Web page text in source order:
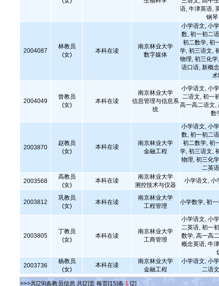
语, 牛津英语,
钢
2004087
林教员
(女)
本科在读
南京林业大学
数字媒体
小学语文, 小
数, 初一初二
初二数学, 初
学, 初三语文,
物理, 初三化
语口语, 新概
2004049
曾教员
(女)
本科在读
南京林业大学
信息管理与信息系
统
小学语文, 小
二语文, 初一
高一高二语文,
数
2003870
赵教员
(女)
本科在读
南京林业大学
金融工程
小学语文, 小
数, 初一初二
初二数学, 初
学, 初三语文,
物理, 初三化
二英
2003568
高教员
(女)
本科在读
南京林业大学
测控技术与仪器
小学语文, 小
2003812
巩教员
(女)
本科在读
南京林业大学
工程管理
小学数学, 初
2003805
丁教员
(女)
本科在读
南京林业大学
工商管理
小学语文, 小
二英语, 初一
数学, 高一高
概念英语, 牛
2003736
杨教员
(女)
本科在读
南京林业大学
金融工程
小学语文, 小
二语
>>>共[29]条教员信息 共[2]页 每页[15]条 1 [2]